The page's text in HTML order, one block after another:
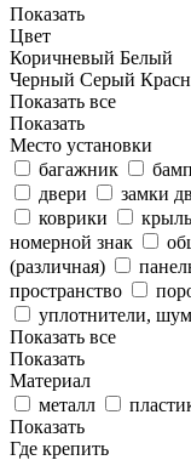
Показать
Цвет
Коричневый Белый
Черный Серый
Показать все
Показать
Место установки
багажник
двери
замки
коврики
номерной знак
(различная)
пространство
уплотнители,
Показать все
Показать
Материал
металл
Показать
Где крепить